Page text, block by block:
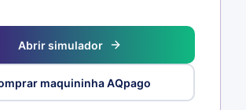
Abrir simulador
maquininha AQpago